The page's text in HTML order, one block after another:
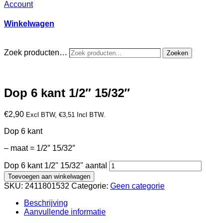
Account
Winkelwagen
Zoek producten… Zoeken
Dop 6 kant 1/2″ 15/32″
€2,90 Excl BTW, €3,51 Incl BTW.
Dop 6 kant
– maat = 1/2″ 15/32″
Dop 6 kant 1/2" 15/32" aantal
Toevoegen aan winkelwagen
SKU: 2411801532 Categorie: Geen categorie
Beschrijving
Aanvullende informatie